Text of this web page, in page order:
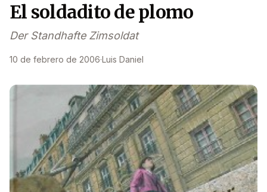
El soldadito de plomo
Der Standhafte Zimsoldat
10 de febrero de 2006·Luis Daniel